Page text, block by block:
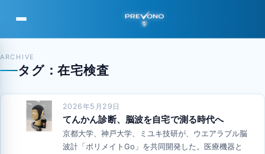
PREVONO
ARCHIVE
タグ：在宅検査
2026年5月29日
てんかん診断、脳波を自宅で測る時代へ
京都大学、神戸大学、ミユキ技研が、ウエアラブル脳
波計「ポリメイトGo」を共同開発した。医療機器と